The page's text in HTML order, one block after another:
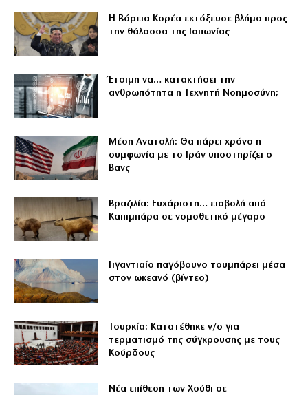
Η Βόρεια Κορέα εκτόξευσε βλήμα προς
την θάλασσα της Ιαπωνίας
Έτοιμη να… κατακτήσει την
ανθρωπότητα η Τεχνητή Νοημοσύνη;
Μέση Ανατολή: Θα πάρει χρόνο η
συμφωνία με το Ιράν υποστηρίζει ο
Βανς
Βραζιλία: Ευχάριστη… εισβολή από
Καπιμπάρα σε νομοθετικό μέγαρο
Γιγαντιαίο παγόβουνο τουμπάρει μέσα
στον ωκεανό (βίντεο)
Τουρκία: Κατατέθηκε ν/σ για
τερματισμό της σύγκρουσης με τους
Κούρδους
Νέα επίθεση των Χούθι σε